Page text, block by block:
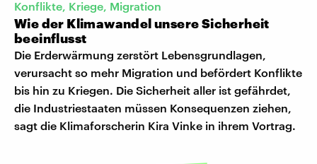
Konflikte, Kriege, Migration
Wie der Klimawandel unsere Sicherheit
beeinflusst
Die Erderwärmung zerstört Lebensgrundlagen,
verursacht so mehr Migration und befördert Konflikte
bis hin zu Kriegen. Die Sicherheit aller ist gefährdet,
die Industriestaaten müssen Konsequenzen ziehen,
sagt die Klimaforscherin Kira Vinke in ihrem Vortrag.